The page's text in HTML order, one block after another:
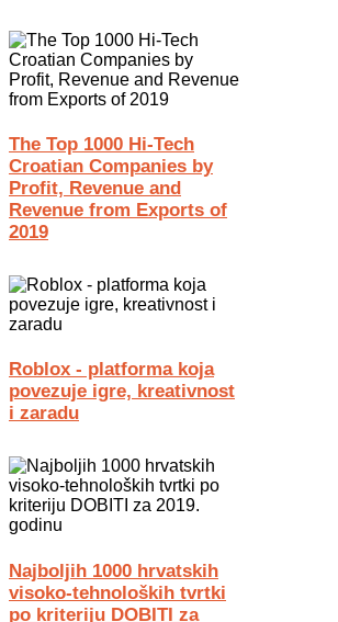
The Top 1000 Hi-Tech
Croatian Companies by
Profit, Revenue and
Revenue from Exports of
2019
Roblox - platforma koja
povezuje igre, kreativnost
i zaradu
Najboljih 1000 hrvatskih
visoko-tehnoloških tvrtki
po kriteriju DOBITI za